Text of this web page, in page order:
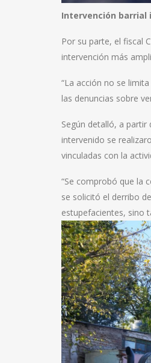
Intervención barrial
Por su parte, el fiscal
intervención más
“La acción no se
las denuncias sobre
Según detalló, a
intervenido se
vinculadas con la
“Se comprobó que la
se solicitó el derribo
estupefacientes, sino